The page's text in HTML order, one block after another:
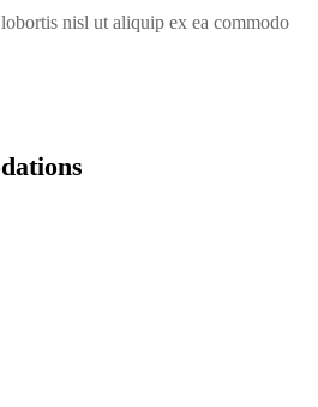
nisl ut aliquip ex ea commodo